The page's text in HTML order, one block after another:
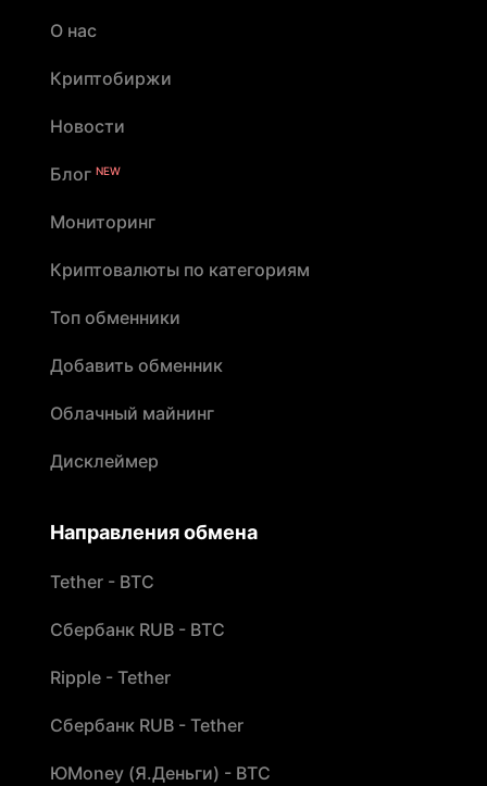
О нас
Криптобиржи
Новости
Блог NEW
Мониторинг
Криптовалюты по категориям
Топ обменники
Добавить обменник
Облачный майнинг
Дисклеймер
Направления обмена
Tether - BTC
Сбербанк RUB - BTC
Ripple - Tether
Сбербанк RUB - Tether
ЮMoney (Я.Деньги) - BTC